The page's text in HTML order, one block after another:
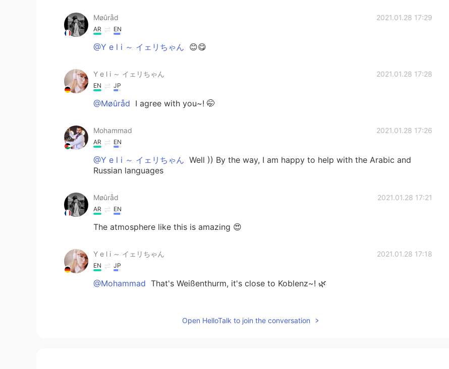
Møûråd 2021.01.28 17:29
AR EN
@Y e l i ～ イェリちゃん 😊😋
Y e l i ～ イェリちゃん 2021.01.28 17:28
EN JP
@Møûråd I agree with you~! 🤭
Mohammad 2021.01.28 17:26
AR EN
@Y e l i ～ イェリちゃん Well )) By the way, I am happy to help with the Arabic and
Russian languages
Møûråd 2021.01.28 17:21
AR EN
The atmosphere like this is amazing 😍
Y e l i ～ イェリちゃん 2021.01.28 17:18
EN JP
@Mohammad That's Weißenthurm, it's close to Koblenz~! 🌿
Open HelloTalk to join the conversation